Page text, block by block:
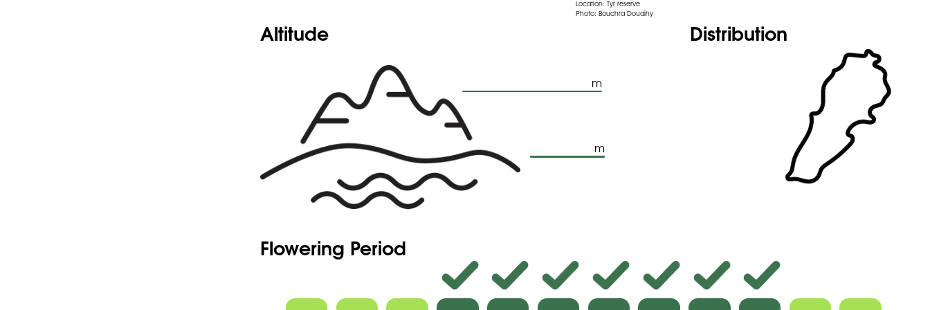
Location: Tyr reserve
Photo: Bouchra Douaihy
Altitude
m
m
Distribution
Flowering Period